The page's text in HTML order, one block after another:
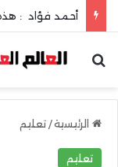
أحمد فؤاد : هذه
بحث عن
الرئيسية/ تعليم
تعليم